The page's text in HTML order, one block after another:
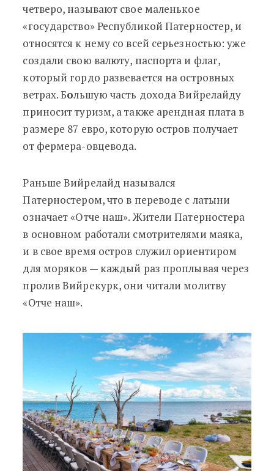
четверо, называют свое маленькое
«государство» Республикой Патерностер, и
относятся к нему со всей серьезностью: уже
создали свою валюту, паспорта и флаг,
который гордо развевается на островных
ветрах. Большую часть дохода Вийрелайду
приносит туризм, а также арендная плата в
размере 87 евро, которую остров получает
от фермера-овцевода.
Раньше Вийрелайд назывался
Патерностером, что в переводе с латыни
означает «Отче наш». Жители Патерностера
в основном работали смотрителями маяка,
и в свое время остров служил ориентиром
для моряков —каждый раз проплывая через
пролив Вийрекурк, они читали молитву
«Отче наш».